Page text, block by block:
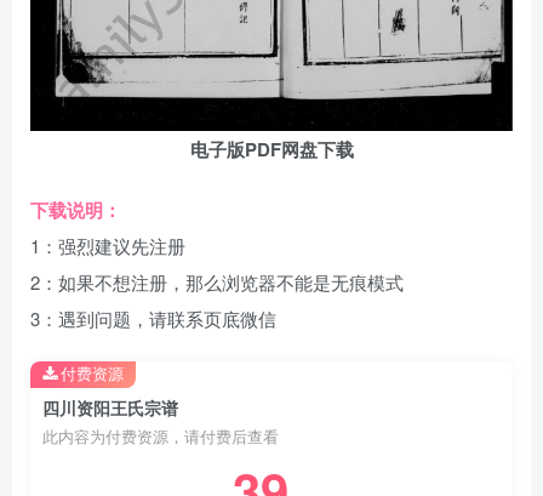
电子版PDF网盘下载
下载说明：
1：强烈建议先注册
2：如果不想注册，那么浏览器不能是无痕模式
3：遇到问题，请联系页底微信
四川资阳王氏宗谱
此内容为付费资源，请付费后查看
付费资源